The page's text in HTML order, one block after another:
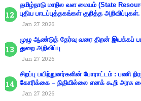
தமிழ்நாடு மாநில வள மையம் (State
புதிய பாடப்புத்தகங்கள் குறித்த அறிவிப்புகள்.
Jan 27 2026
முழு ஆண்டுத் தேர்வு வரை திறன் இயக்கப்
துறை அறிவிப்பு
Jan 27 2026
சிறப்பு பயிற்றுனர்களின் போராட்டம் : பணி
கோரிக்கை – நிதியில்லை எனக் கூறி அரசு
Jan 27 2026